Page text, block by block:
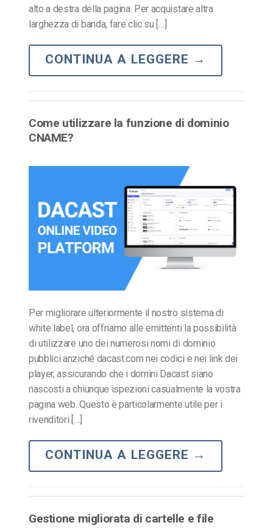
alto a destra della pagina. Per acquistare altra
larghezza di banda, fare clic su […]
CONTINUA A LEGGERE →
Come utilizzare la funzione di dominio
CNAME?
Per migliorare ulteriormente il nostro sistema di
white label, ora offriamo alle emittenti la possibilità
di utilizzare uno dei numerosi nomi di dominio
pubblici anziché dacast.com nei codici e nei link dei
player, assicurando che i domini Dacast siano
nascosti a chiunque ispezioni casualmente la vostra
pagina web. Questo è particolarmente utile per i
rivenditori […]
CONTINUA A LEGGERE →
Gestione migliorata di cartelle e file